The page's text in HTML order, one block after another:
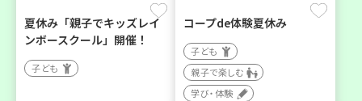
夏休み「親子でキッズレイ
ンボースクール」開催！
子ども
コープde体験夏休み
子ども
親子で楽しむ
学び・体験